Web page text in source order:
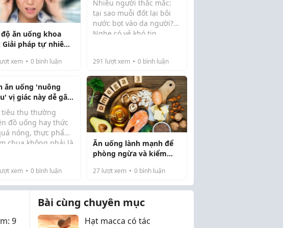
độ ăn uống khoa
Giải pháp tự nhiên
soát chứng chóng
xem 0 bình luận
Nhiều người thắc mắc:
tại sao muỗi đốt lại bôi
nước bọt vào da người?
Nghe có vẻ khó tin,
máu, chúng không chỉ
đơn giản chích và hút,
mà còn tiết ra một lượ...
291 lượt xem 0bình luận
ăn uống 'nuông
vị giác này dễ gây
thư số một
tiêu thụ thường
đồ uống hay thức
nóng, thực phẩm
chua không phải là
nguy cơ mắc ung
quản.
xem 0 bình luận
Ăn uống lành mạnh để
phòng ngừa và kiểm
27lượt xem 0bình luận
9
Bài cùng chuyên mục
Hạt macca có tác